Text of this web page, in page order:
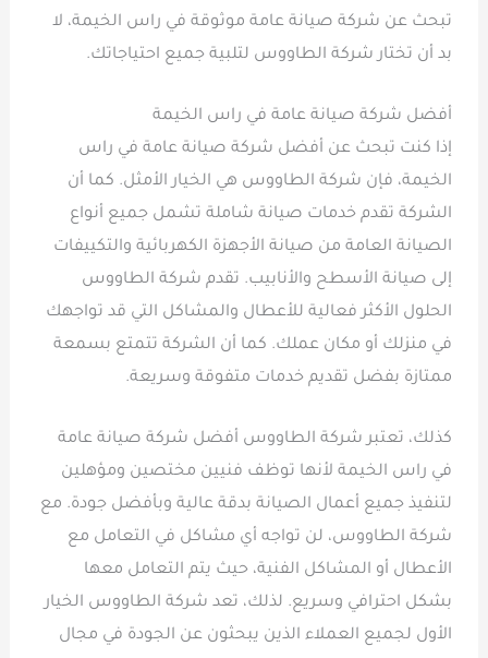
تبحث عن شركة صيانة عامة موثوقة في راس الخيمة، لا
بد أن تختار شركة الطاووس لتلبية جميع احتياجاتك.
أفضل شركة صيانة عامة في راس الخيمة
إذا كنت تبحث عن أفضل شركة صيانة عامة في راس
الخيمة، فإن شركة الطاووس هي الخيار الأمثل. كما أن
الشركة تقدم خدمات صيانة شاملة تشمل جميع أنواع
الصيانة العامة من صيانة الأجهزة الكهربائية والتكييفات
إلى صيانة الأسطح والأنابيب. تقدم شركة الطاووس
الحلول الأكثر فعالية للأعطال والمشاكل التي قد تواجهك
في منزلك أو مكان عملك. كما أن الشركة تتمتع بسمعة
ممتازة بفضل تقديم خدمات متفوقة وسريعة.
كذلك، تعتبر شركة الطاووس أفضل شركة صيانة عامة
في راس الخيمة لأنها توظف فنيين مختصين ومؤهلين
لتنفيذ جميع أعمال الصيانة بدقة عالية وبأفضل جودة. مع
شركة الطاووس، لن تواجه أي مشاكل في التعامل مع
الأعطال أو المشاكل الفنية، حيث يتم التعامل معها
بشكل احترافي وسريع. لذلك، تعد شركة الطاووس الخيار
الأول لجميع العملاء الذين يبحثون عن الجودة في مجال